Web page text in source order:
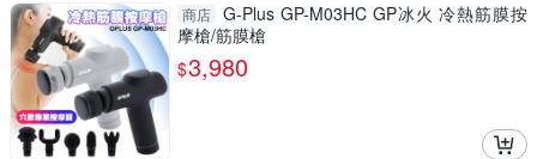
商店 G-Plus GP-M03HC GP冰火 冷熱筋膜按
摩槍/筋膜槍
$3,980